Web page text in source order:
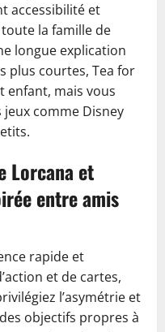
accessibilité et
la famille de
longue explication
plus courtes, Tea for
enfant, mais vous
comme Disney
Lorcana et
entre amis
rapide et
et de cartes,
l’asymétrie et
objectifs propres à